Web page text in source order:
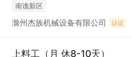
南谯新区
滁州杰族机械设备有限公司 认证
上料工（月 休8-10天）